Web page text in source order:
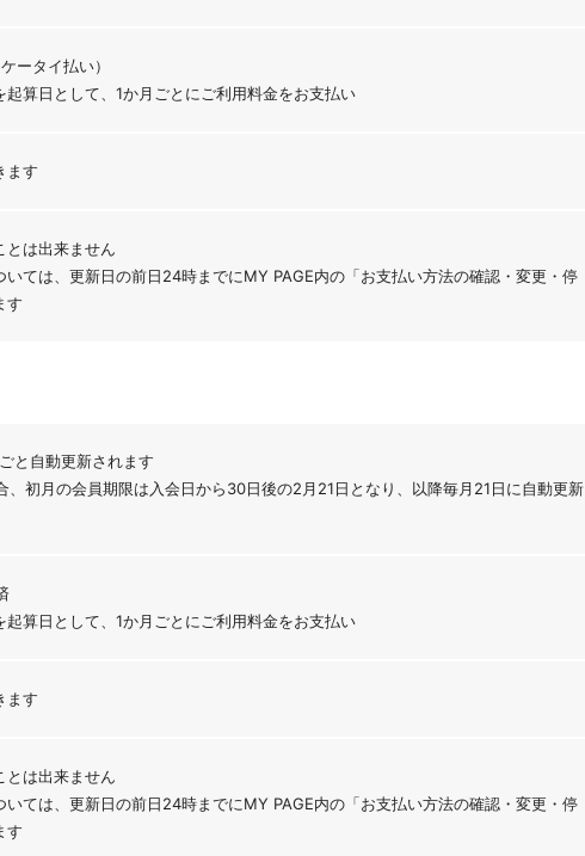
ータイ払い）
起算日として、1か月ごとにご利用料金をお支払い
ます
とは出来ません
いては、更新日の前日24時までにMY PAGE内の「お支払い方法の確認・変更・停
す
と自動更新されます
、初月の会員期限は入会日から30日後の2月21日となり、以降毎月21日に自動更新
起算日として、1か月ごとにご利用料金をお支払い
ます
とは出来ません
いては、更新日の前日24時までにMY PAGE内の「お支払い方法の確認・変更・停
す